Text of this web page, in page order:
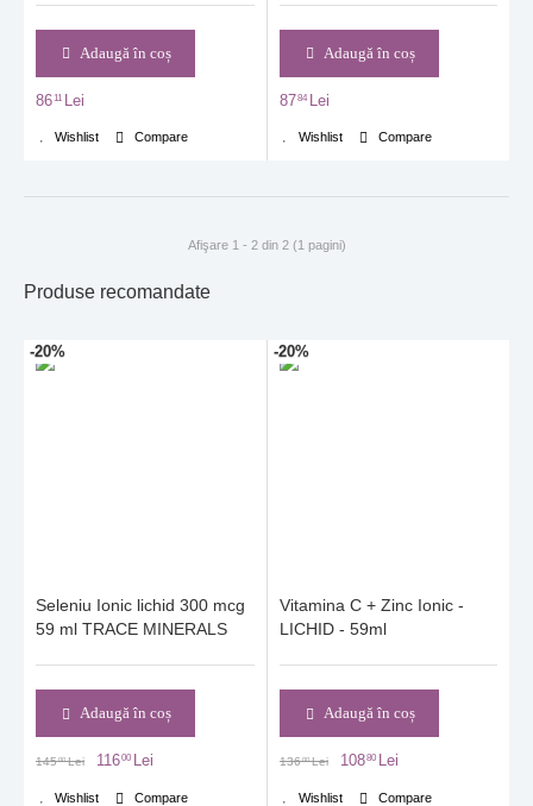
Adaugă în coș
8611 Lei
Wishlist Compare
Adaugă în coș
8784 Lei
Wishlist Compare
Afişare 1 - 2 din 2 (1 pagini)
Produse recomandate
Seleniu Ionic lichid 300 mcg
59 ml TRACE MINERALS
Adaugă în coș
14500Lei 11600 Lei
Wishlist Compare
-20%
Vitamina C + Zinc Ionic -
LICHID - 59ml
Adaugă în coș
13600Lei 10880 Lei
Wishlist Compare
-20%